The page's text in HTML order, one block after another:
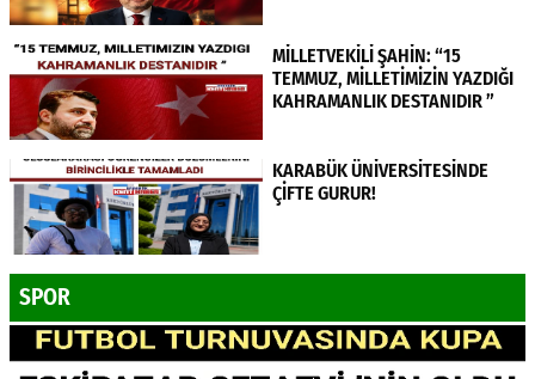
MİLLETVEKİLİ ŞAHİN: “15
TEMMUZ, MİLLETİMİZİN YAZDIĞI
KAHRAMANLIK DESTANIDIR ”
KARABÜK ÜNİVERSİTESİNDE
ÇİFTE GURUR!
SPOR